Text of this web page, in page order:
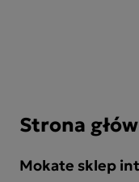
Strona
Mokate sklep